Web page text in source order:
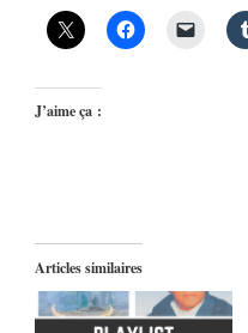
J’aime ça :
Articles similaires